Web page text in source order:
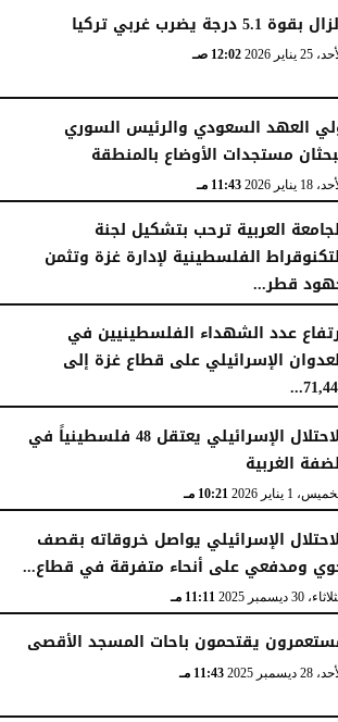
بقوة 5.1 درجة يضرب غربي تركيا
25 يناير 2026 12:02 صـ
العهد السعودي والرئيس السوري
مستجدات الأوضاع بالمنطقة
18 يناير 2026 11:43 مـ
العربية ترحب بتشكيل لجنة
الفلسطينية لإدارة غزة وتثمن
قطر...
عدد الشهداء الفلسطينيين في
الإسرائيلي على قطاع غزة إلى
الاحتلال الإسرائيلي يعتقل 48 فلسطينياً في
الغربية
1 يناير 2026 10:21 مـ
الإسرائيلي يواصل خروقاته بقصف
ومدفعي على أنحاء متفرقة في قطاع...
30 ديسمبر 2025 11:11 مـ
يقتحمون باحات المسجد الأقصى
ديسمبر 2025 11:43 مـ